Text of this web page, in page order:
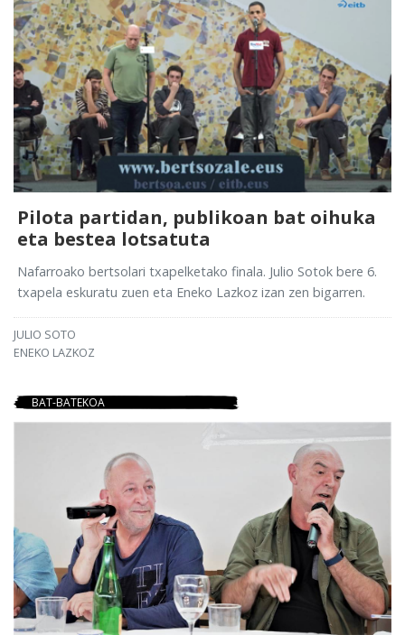
Pilota partidan, publikoan bat oihuka
eta bestea lotsatuta
Nafarroako bertsolari txapelketako finala. Julio Sotok bere 6.
txapela eskuratu zuen eta Eneko Lazkoz izan zen bigarren.
JULIO SOTO
ENEKO LAZKOZ
BAT-BATEKOA